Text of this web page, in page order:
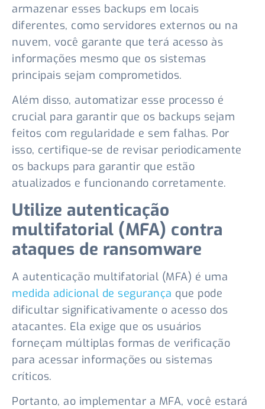
armazenar esses backups em locais
diferentes, como servidores externos ou na
nuvem, você garante que terá acesso às
informações mesmo que os sistemas
principais sejam comprometidos.
Além disso, automatizar esse processo é
crucial para garantir que os backups sejam
feitos com regularidade e sem falhas. Por
isso, certifique-se de revisar periodicamente
os backups para garantir que estão
atualizados e funcionando corretamente.
Utilize autenticação
multifatorial (MFA) contra
ataques de ransomware
A autenticação multifatorial (MFA) é uma
medida adicional de segurança que pode
dificultar significativamente o acesso dos
atacantes. Ela exige que os usuários
forneçam múltiplas formas de verificação
para acessar informações ou sistemas
críticos.
Portanto, ao implementar a MFA, você estará